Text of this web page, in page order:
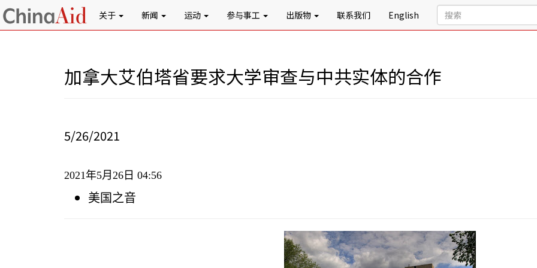
关于 新闻 运动 参与事工 出版物 联系我们 English
加拿大艾伯塔省要求大学审查与中共实体的合作
5/26/2021
2021年5月 26 日 04:56
美国之音